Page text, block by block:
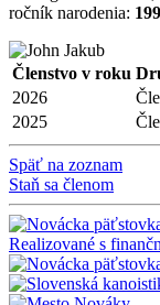
ročník narodenia:
Členstvo v roku
2026
2025
Späť na zoznam
Staň sa členom
Realizované s